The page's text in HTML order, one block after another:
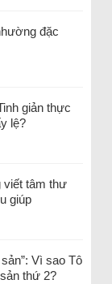
đặc
giản thực
lệ?
viết tâm thư
giúp
Vì sao Tô
thứ 2?